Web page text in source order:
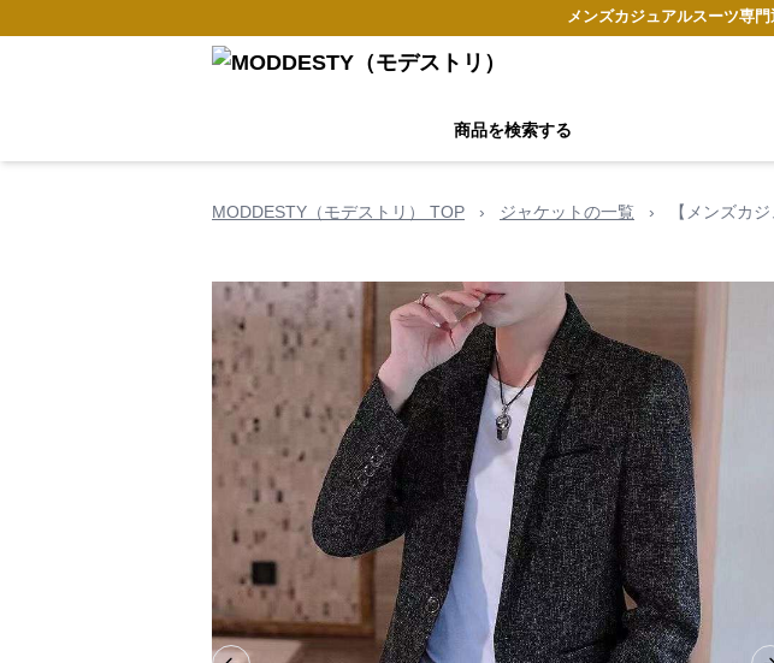
メンズカジュアルスーツ専
商品を検索する
MODDESTY（モデストリ） TOP › ジャケットの一覧 › 【メンズカ